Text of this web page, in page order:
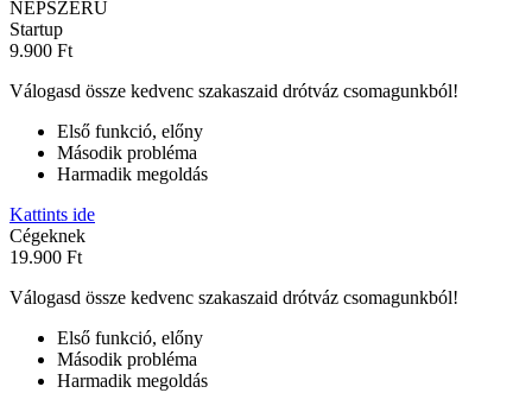
NÉPSZERŰ
Startup
9.900 Ft
Válogasd össze kedvenc szakaszaid drótváz csomagunkból!
Első funkció, előny
Második probléma
Harmadik megoldás
Kattints ide
Cégeknek
19.900 Ft
Válogasd össze kedvenc szakaszaid drótváz csomagunkból!
Első funkció, előny
Második probléma
Harmadik megoldás